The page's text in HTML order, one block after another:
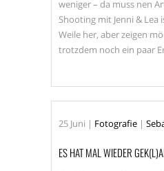
weniger – da muss nen
Shooting mit Jenni & Lea
Weile her, aber zeigen
trotzdem noch ein paar
25 Juni | Fotografie |
ES HAT MAL WIEDER